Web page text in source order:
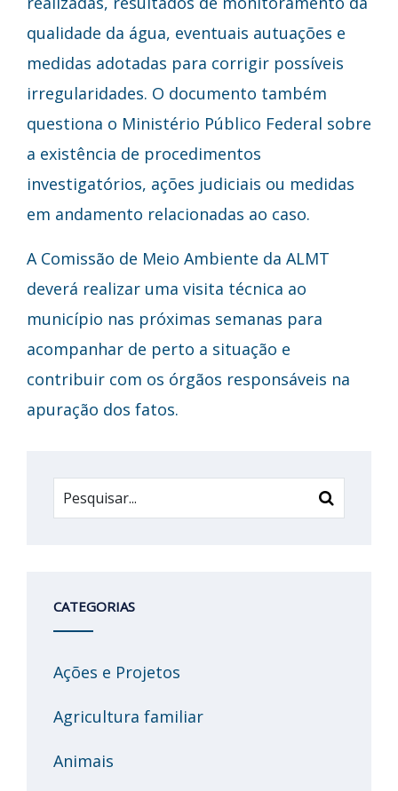
qualidade da água, eventuais autuações e
medidas adotadas para corrigir possíveis
irregularidades. O documento também
questiona o Ministério Público Federal sobre
a existência de procedimentos
investigatórios, ações judiciais ou medidas
em andamento relacionadas ao caso.
A Comissão de Meio Ambiente da ALMT
deverá realizar uma visita técnica ao
município nas próximas semanas para
acompanhar de perto a situação e
contribuir com os órgãos responsáveis na
apuração dos fatos.
CATEGORIAS
Ações e Projetos
Agricultura familiar
Animais